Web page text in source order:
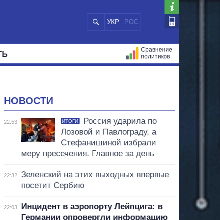
УКР РОС
Сравнение
политиков
НОВОСТИ
22:53 ИТОГИ
Россия ударила по
Лозовой и Павлограду, а
Стефанишиной избрали
меру пресечения. Главное за день
22:32
Зеленский на этих выходных впервые
посетит Сербию
22:03
Инцидент в аэропорту Лейпцига: в
Германии опровергли информацию